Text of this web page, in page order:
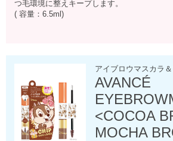
つ毛環境に整えキープします。
( 容量：6.5ml)
アイブロウマスカラ＆
AVANCÉ
<COCOA
MOCHA